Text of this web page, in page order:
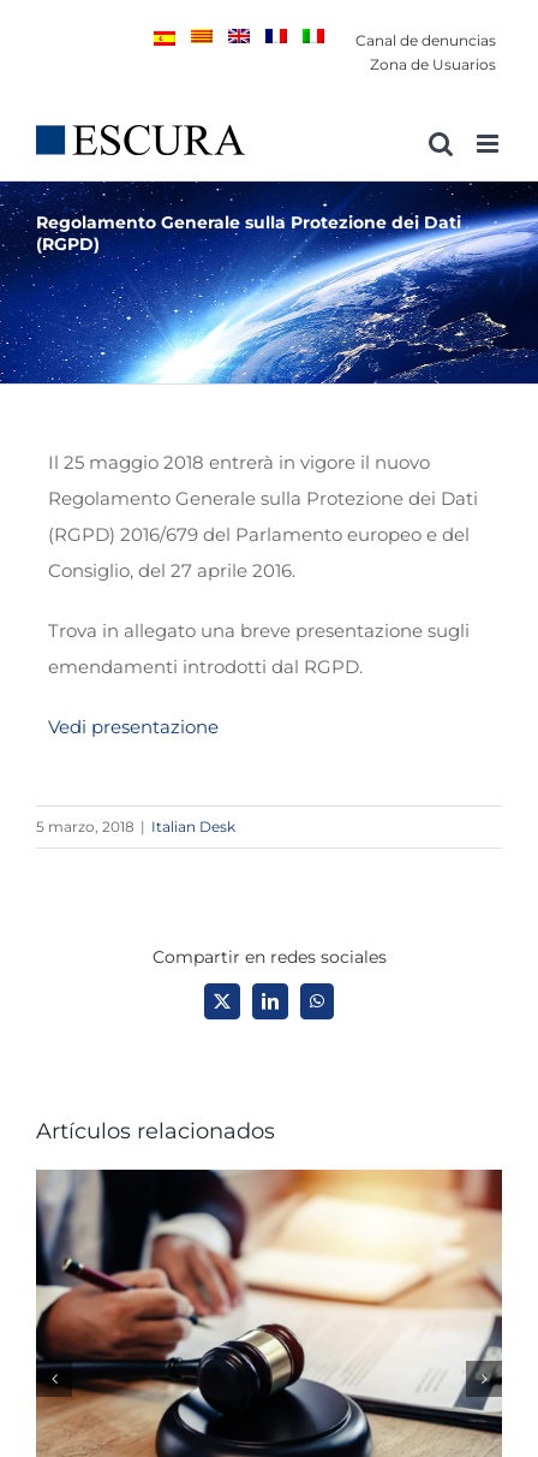
Canal de denuncias
Zona de Usuarios
Regolamento Generale sulla Protezione dei Dati
(RGPD)
Il 25 maggio 2018 entrerà in vigore il nuovo
Regolamento Generale sulla Protezione dei Dati
(RGPD) 2016/679 del Parlamento europeo e del
Consiglio, del 27 aprile 2016.
Trova in allegato una breve presentazione sugli
emendamenti introdotti dal RGPD.
Vedi presentazione
5 marzo, 2018 | Italian Desk
Compartir en redes sociales
X LinkedInWhatsApp
Artículos relacionados